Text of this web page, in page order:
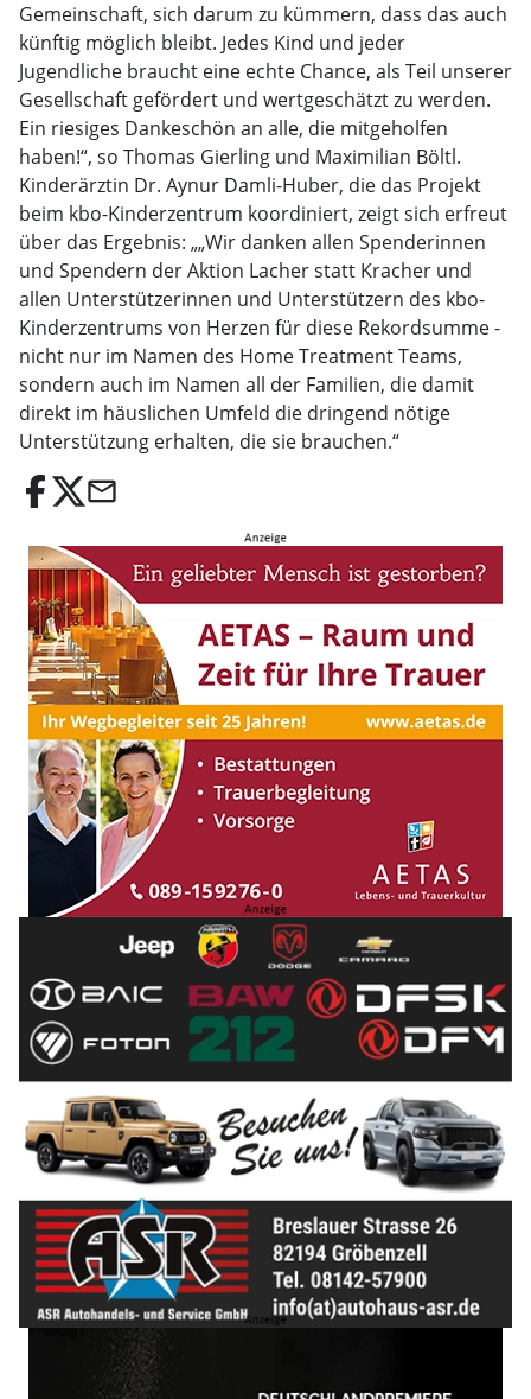
Gemeinschaft, sich darum zu kümmern, dass das auch
künftig möglich bleibt. Jedes Kind und jeder
Jugendliche braucht eine echte Chance, als Teil unserer
Gesellschaft gefördert und wertgeschätzt zu werden.
Ein riesiges Dankeschön an alle, die mitgeholfen
haben!“, so Thomas Gierling und Maximilian Böltl.
Kinderärztin Dr. Aynur Damli-Huber, die das Projekt
beim kbo-Kinderzentrum koordiniert, zeigt sich erfreut
über das Ergebnis: „„Wir danken allen Spenderinnen
und Spendern der Aktion Lacher statt Kracher und
allen Unterstützerinnen und Unterstützern des kbo-
Kinderzentrums von Herzen für diese Rekordsumme -
nicht nur im Namen des Home Treatment Teams,
sondern auch im Namen all der Familien, die damit
direkt im häuslichen Umfeld die dringend nötige
Unterstützung erhalten, die sie brauchen.“
email